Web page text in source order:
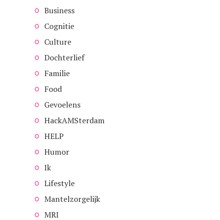
Business
Cognitie
Culture
Dochterlief
Familie
Food
Gevoelens
HackAMSterdam
HELP
Humor
Ik
Lifestyle
Mantelzorgelijk
MRI